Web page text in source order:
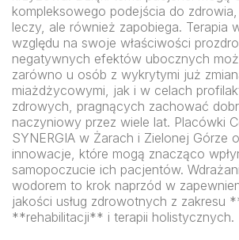
kompleksowego podejścia do
leczy, ale również zapobiega. Terapia
względu na swoje właściwości
negatywnych efektów ubocznych
zarówno u osób z wykrytymi już
miażdżycowymi, jak i w celach
zdrowych, pragnących zachować
naczyniowy przez wiele lat. Placówki
SYNERGIA w Żarach i Zielonej Górze
innowacje, które mogą znacząco
samopoczucie ich pacjentów.
wodorem to krok naprzód w
jakości usług zdrowotnych z zakresu
**rehabilitacji** i terapii holistycznych.